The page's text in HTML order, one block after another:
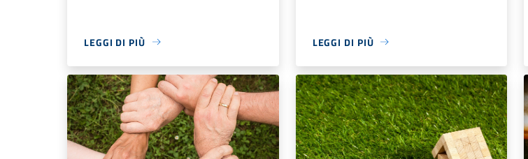
LEGGI DI PIÙ LEGGI DI PIÙ